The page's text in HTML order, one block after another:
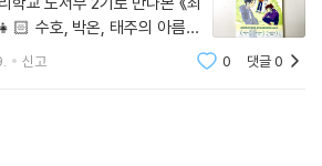
수호, 박온, 태주의 아름다
의 인생샷으로 바뀐 책이다.✔️
신고 0 댓글0